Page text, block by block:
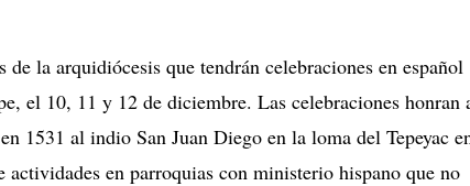
la arquidiócesis que tendrán celebraciones en español
el 10, 11 y 12 de diciembre. Las celebraciones honran
1531 al indio San Juan Diego en la loma del Tepeyac
en parroquias con ministerio hispano que no